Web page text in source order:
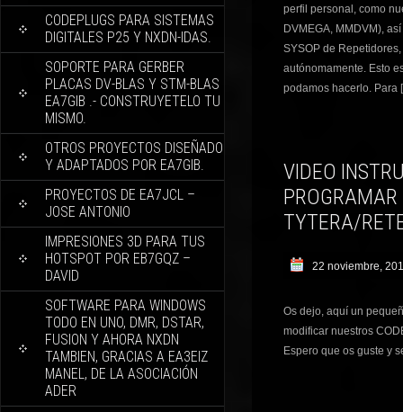
CODEPLUGS PARA SISTEMAS
DIGITALES P25 Y NXDN-IDAS.
SOPORTE PARA GERBER
PLACAS DV-BLAS Y STM-BLAS
EA7GIB .- CONSTRUYETELO TU
MISMO.
OTROS PROYECTOS DISEÑADO
Y ADAPTADOS POR EA7GIB.
PROYECTOS DE EA7JCL –
JOSE ANTONIO
IMPRESIONES 3D PARA TUS
HOTSPOT POR EB7GQZ –
DAVID
SOFTWARE PARA WINDOWS
TODO EN UNO, DMR, DSTAR,
FUSION Y AHORA NXDN
TAMBIEN, GRACIAS A EA3EIZ
MANEL, DE LA ASOCIACIÓN
ADER
perfil personal, como
DVMEGA, MMDVM),
SYSOP de
autónomamente. Esto
podamos hacerlo. Para
VIDEO
TYTERA/
22 noviembre,
Os dejo, aquí un
modificar nuestros
Espero que os guste y